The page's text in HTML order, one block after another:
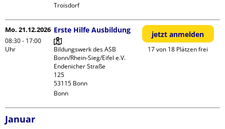
Troisdorf
Mo. 21.12.2026
08:30 - 17:00
Uhr
Erste Hilfe Ausbildung
Bildungswerk des ASB
Bonn/Rhein-Sieg/Eifel e.V.
Endenicher Straße
125
Bonn
jetzt anmelden
17 von 18 Plätzen frei
Januar